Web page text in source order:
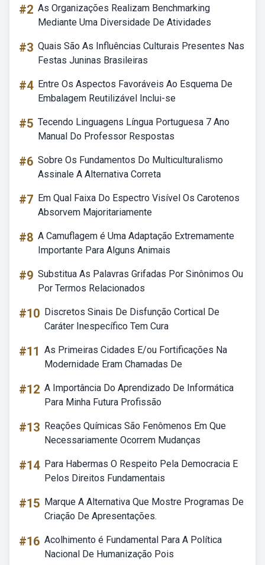
#2 As Organizações Realizam Benchmarking
Mediante Uma Diversidade De Atividades
#3 Quais São As Influências Culturais Presentes Nas
Festas Juninas Brasileiras
#4 Entre Os Aspectos Favoráveis Ao Esquema De
Embalagem Reutilizável Inclui-se
#5 Tecendo Linguagens Língua Portuguesa 7 Ano
Manual Do Professor Respostas
#6 Sobre Os Fundamentos Do Multiculturalismo
Assinale A Alternativa Correta
#7 Em Qual Faixa Do Espectro Visível Os Carotenos
Absorvem Majoritariamente
#8 A Camuflagem é Uma Adaptação Extremamente
Importante Para Alguns Animais
#9 Substitua As Palavras Grifadas Por Sinônimos Ou
Por Termos Relacionados
#10 Discretos Sinais De Disfunção Cortical De
Caráter Inespecífico Tem Cura
#11 As Primeiras Cidades E/ou Fortificações Na
Modernidade Eram Chamadas De
#12 A Importância Do Aprendizado De Informática
Para Minha Futura Profissão
#13 Reações Químicas São Fenômenos Em Que
Necessariamente Ocorrem Mudanças
#14 Para Habermas O Respeito Pela Democracia E
Pelos Direitos Fundamentais
#15 Marque A Alternativa Que Mostre Programas De
Criação De Apresentações.
#16 Acolhimento é Fundamental Para A Política
Nacional De Humanização Pois